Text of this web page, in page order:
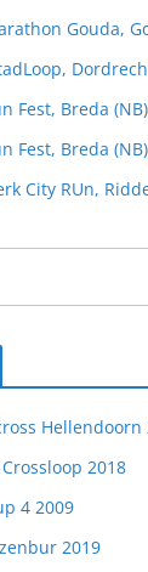
Gouda,
Fest, Breda (NB)
Fest, Breda (NB)
City RUn,
Hellendoorn
2018
4 2009
2019